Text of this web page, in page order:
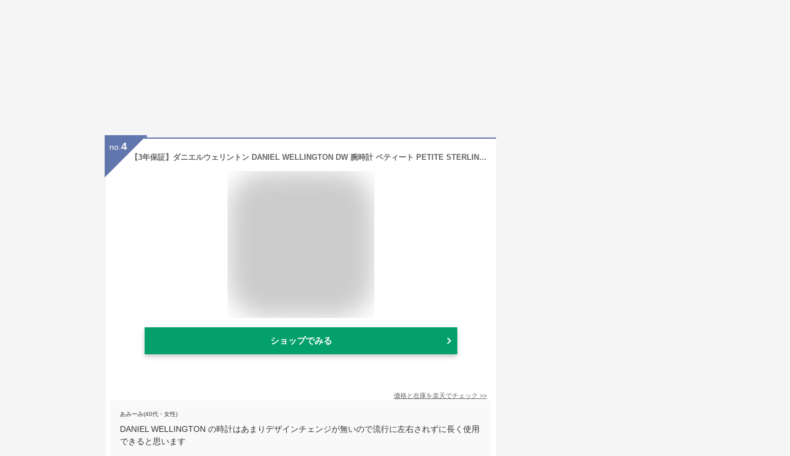
no. 4
【3年保証】ダニエルウェリントン DANIEL WELLINGTON DW 腕時計 ペティート PETITE STERLING 32MM DW00100163 DW00100161 DW00100164 DW00100162 daniel wellington ダニエル時計 ダニエルウェリントン時計 レディース メッシュベルト ホワイト ブラック
ショップでみる
価格と在庫を楽天でチェック >>
あみーみ(40代・女性)
DANIEL WELLINGTON の時計はあまりデザインチェンジが無いので流行に左右されずに長く使用
できると思います